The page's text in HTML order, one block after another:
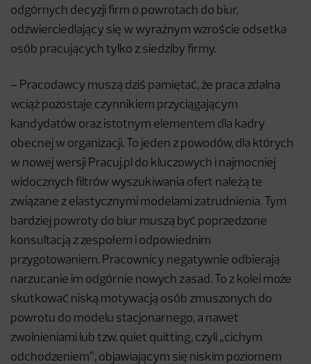
odgórnych decyzji firm o powrotach do biur,
odzwierciedlający się w wyraźnym wzroście odsetka
osób pracujących tylko z siedziby firmy.
– Pracodawcy muszą dziś pamiętać, że praca zdalna
wciąż pozostaje czynnikiem przyciągającym
kandydatów oraz istotnym elementem dla kadry
obecnej w organizacji. To jeden z powodów, dla których
w nowej wersji Pracuj.pl do kluczowych i najmocniej
widocznych filtrów wyszukiwania ofert należą te
związane z elastycznymi modelami zatrudnienia. Tym
bardziej powroty do biur muszą być poprzedzone
konsultacją z zespołem i odpowiednim
przygotowaniem. Pracownicy negatywnie odbierają
narzucanie im odgórnie nowych zasad. To z kolei może
skutkować niską motywacją osób zmuszonych do
powrotu do modelu stacjonarnego, a nawet
zwolnieniami lub tzw. quiet quitting, czyli „cichym
odchodzeniem”, objawiającym się niskim poziomem